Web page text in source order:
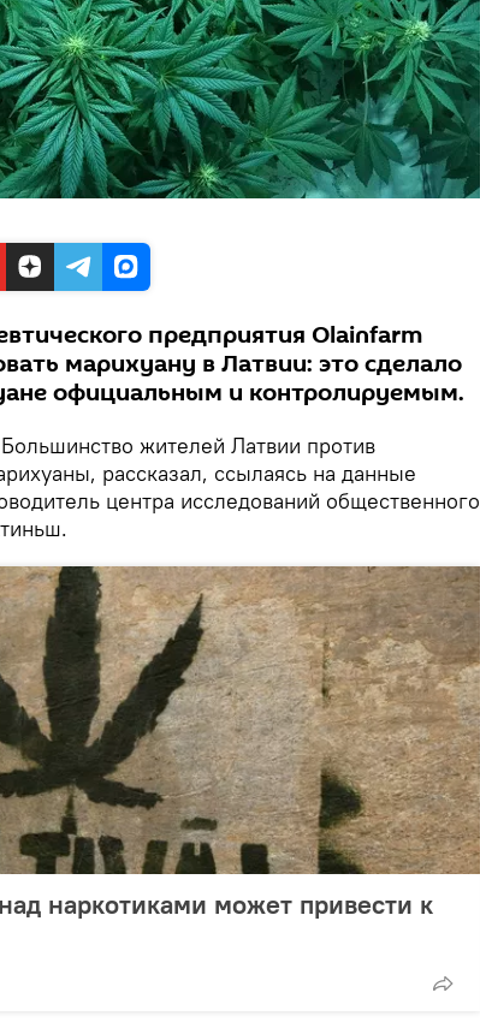
предприятия Olainfarm
марихуану в Латвии: это сделало
официальным и контролируемым.
Большинство жителей Латвии против
рассказал, ссылаясь на данные
центра исследований общественного
наркотиками может привести к